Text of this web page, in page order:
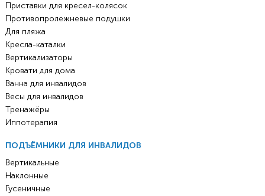
Приставки для кресел-колясок
Противопролежневые подушки
Для пляжа
Кресла-каталки
Вертикализаторы
Кровати для дома
Ванна для инвалидов
Весы для инвалидов
Тренажёры
Иппотерапия
ПОДЪЁМНИКИ ДЛЯ ИНВАЛИДОВ
Вертикальные
Наклонные
Гусеничные